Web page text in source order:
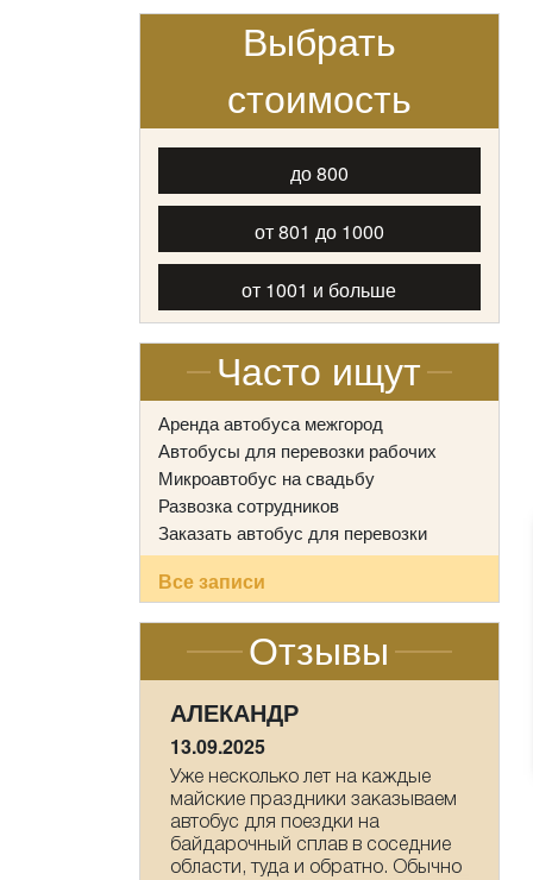
Выбрать
стоимость
до 800
от 801 до 1000
от 1001 и больше
Часто ищут
Аренда автобуса межгород
Автобусы для перевозки рабочих
Микроавтобус на свадьбу
Развозка сотрудников
Заказать автобус для перевозки
Все записи
Отзывы
НАСТАСИЯ
09.05.2025
Мы прихожане от Храма всех
Святых в земле Российской
просиявших, ездили в
паломническую поездку 1-2 мая
в Дивеево . Хотим выразить